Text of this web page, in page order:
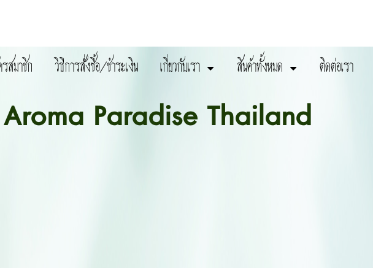
สมาชิก วิธีการสั่งซื้อ/ชำระเงิน เกี่ยวกับเรา สินค้าทั้งหมด ติดต่อเรา
Aroma Paradise Thailand